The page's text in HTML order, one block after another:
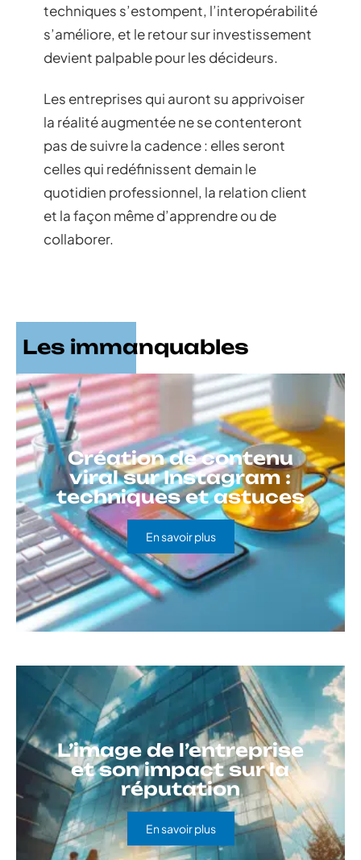
techniques s’estompent, l’interopérabilité
s’améliore, et le retour sur investissement
devient palpable pour les décideurs.
Les entreprises qui auront su apprivoiser
la réalité augmentée ne se contenteront
pas de suivre la cadence : elles seront
celles qui redéfinissent demain le
quotidien professionnel, la relation client
et la façon même d’apprendre ou de
collaborer.
Les immanquables
Création de contenu
viral sur Instagram :
techniques et astuces
En savoir plus
L’image de l’entreprise
et son impact sur la
réputation
En savoir plus